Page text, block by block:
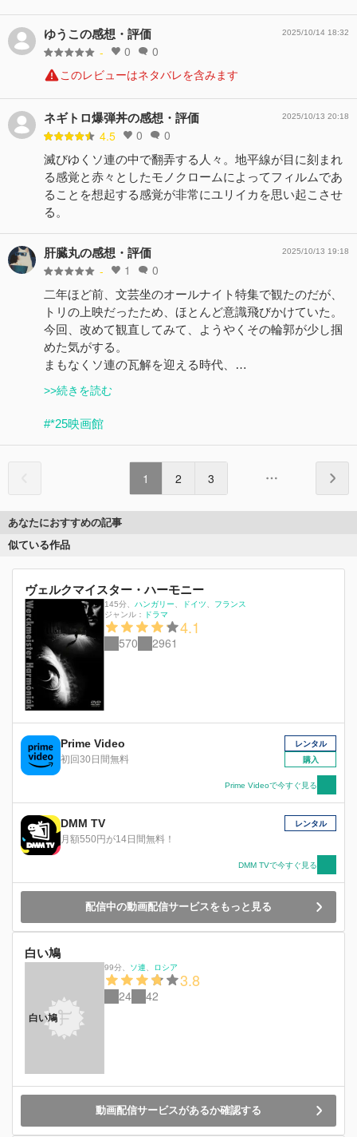
ゆうこの感想・評価
- 0 0
2025/10/14 18:32
このレビューはネタバレを含みます
ネギトロ爆弾丼の感想・評価
4.5 0 0
2025/10/13 20:18
滅びゆくソ連の中で翻弄する人々。地平線が目に刻まれ
る感覚と赤々としたモノクロームによってフィルムであ
ることを想起する感覚が非常にユリイカを思い起こさせ
る。
肝臓丸の感想・評価
- 1 0
2025/10/13 19:18
二年ほど前、文芸坐のオールナイト特集で観たのだが、
トリの上映だったため、ほとんど意識飛びかけていた。
今回、改めて観直してみて、ようやくその輪郭が少し掴
めた気がする。
まもなくソ連の瓦解を迎える時代、…
>>続きを読む
#*25映画館
1 2 3
あなたにおすすめの記事
似ている作品
ヴェルクマイスター・ハーモニー
145分 ハンガリー ドイツ
フランス
ジャンル：
ドラマ
4.1
570 2961
Prime Video
初回30日間無料
レンタル
購入
Prime Videoで今すぐ見る
DMM TV
月額550円が14日間無料！
レンタル
DMM TVで今すぐ見る
配信中の動画配信サービスをもっと見る
白い鳩
白い鳩
99分 ソ連 ロシア
3.8
24 42
動画配信サービスがあるか確認する